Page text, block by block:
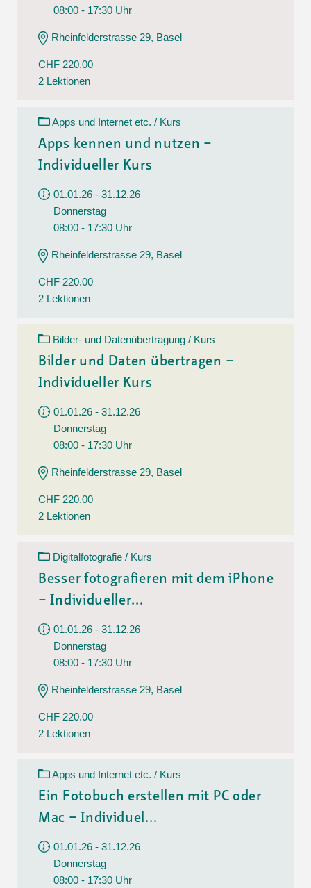
08:00 - 17:30 Uhr
Rheinfelderstrasse 29, Basel
CHF 220.00
2 Lektionen
Apps und Internet etc. / Kurs
Apps kennen und nutzen –
Individueller Kurs
01.01.26 - 31.12.26
Donnerstag
08:00 - 17:30 Uhr
Rheinfelderstrasse 29, Basel
CHF 220.00
2 Lektionen
Bilder- und Datenübertragung / Kurs
Bilder und Daten übertragen –
Individueller Kurs
01.01.26 - 31.12.26
Donnerstag
08:00 - 17:30 Uhr
Rheinfelderstrasse 29, Basel
CHF 220.00
2 Lektionen
Digitalfotografie / Kurs
Besser fotografieren mit dem iPhone
– Individueller...
01.01.26 - 31.12.26
Donnerstag
08:00 - 17:30 Uhr
Rheinfelderstrasse 29, Basel
CHF 220.00
2 Lektionen
Apps und Internet etc. / Kurs
Ein Fotobuch erstellen mit PC oder
Mac – Individuel...
01.01.26 - 31.12.26
Donnerstag
08:00 - 17:30 Uhr